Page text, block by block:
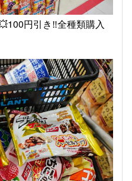
円引き‼️全種類購入